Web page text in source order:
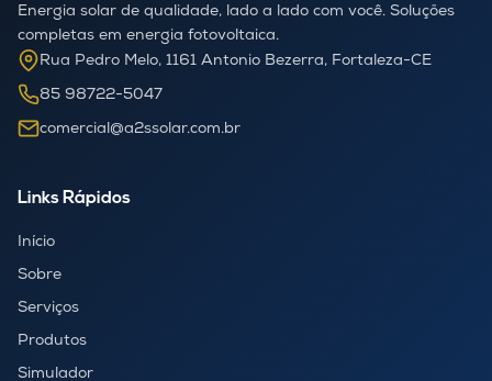
Energia solar de qualidade, lado a lado com você. Soluções
completas em energia fotovoltaica.
Rua Pedro Melo, 1161 Antonio Bezerra, Fortaleza-CE
85 98722-5047
comercial@a2ssolar.com.br
Links Rápidos
Início
Sobre
Serviços
Produtos
Simulador